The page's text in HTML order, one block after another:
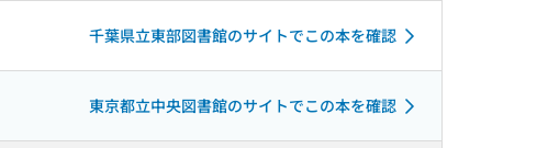
千葉県立東部図書館のサイトでこの本を確認
東京都立中央図書館のサイトでこの本を確認